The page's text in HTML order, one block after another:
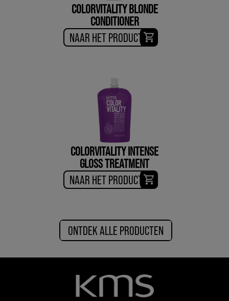
COLORVITALITY BLONDE
CONDITIONER
NAAR HET PRODUCT
COLORVITALITY INTENSE
GLOSS TREATMENT
NAAR HET PRODUCT
ONTDEK ALLE PRODUCTEN